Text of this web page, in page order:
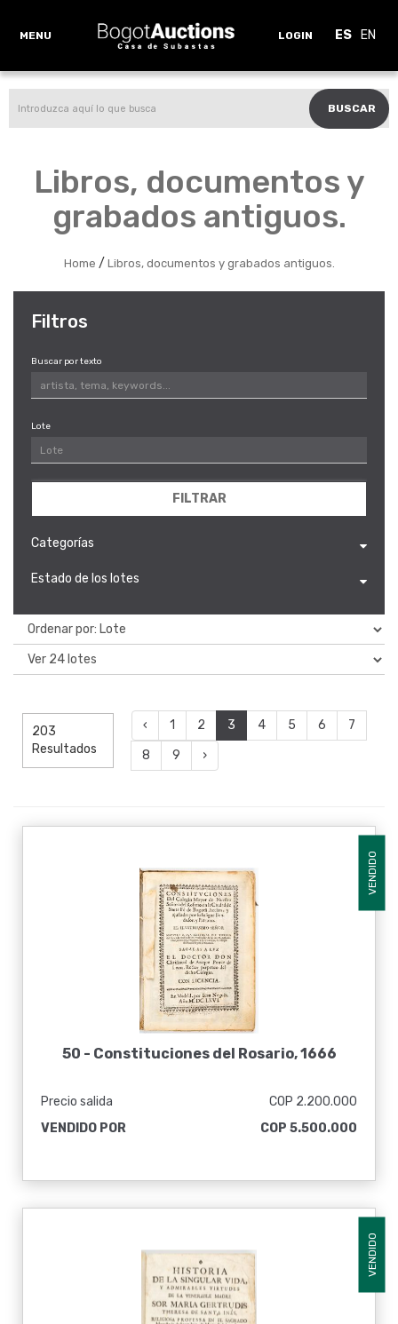
MENU LOGIN ES EN
BUSCAR
Libros, documentos y
grabados antiguos.
Home / Libros, documentos y grabados antiguos.
Filtros
Buscar por texto
Lote
FILTRAR
Categorías
Estado de los lotes
203
Resultados
‹ 1 2 3 4 5 6
7
8
9 ›
VENDIDO
50 - Constituciones del Rosario, 1666
Precio salida
COP 2.200.000
VENDIDO POR
COP 5.500.000
VENDIDO